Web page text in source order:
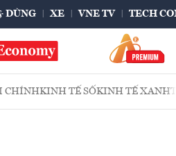
DÙNG XE VNE TV TECH
CHÍNHKINH TẾ SỐKINH TẾ XANH